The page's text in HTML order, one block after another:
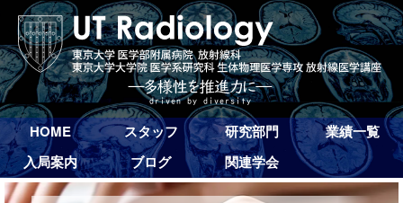
HOME スタッフ 研究部門
業績一覧
入局案内
ブログ 関連学会